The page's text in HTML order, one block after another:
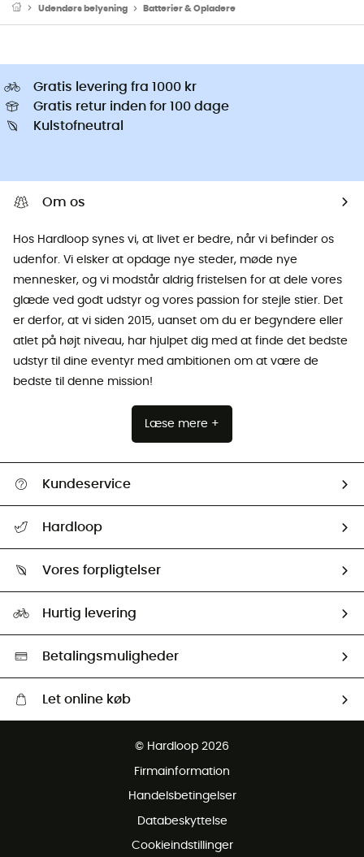
Udendørs belysning Batterier & Opladere
Gratis levering fra 1000 kr
Gratis retur inden for 100 dage
Kulstofneutral
Om os
Hos Hardloop synes vi, at livet er bedre, når vi befinder os
udenfor. Vi elsker at opdage nye steder, møde nye
mennesker, og vi modstår aldrig fristelsen for at dele vores
glæde ved godt udstyr og vores passion for stejle stier. Det
er derfor, at vi siden 2015, uanset om du er begyndere eller
atlet på højt niveau, har hjulpet dig med at finde det bedste
udstyr til dine eventyr med ambitionen om at være de
bedste til denne mission!
Læse mere +
Kundeservice
Returnering & Tilbagebetaling
Hardloop
Our ambassadors
Vores forpligtelser
HardGreen Udvalg
Hurtig levering
Betalingsmuligheder
Let online køb
© Hardloop 2026
Firmainformation
Handelsbetingelser
Databeskyttelse
Cookieindstillinger